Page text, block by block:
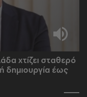
χτίζει σταθερό
δημιουργία έως